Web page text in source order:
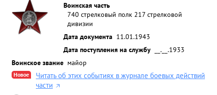
Воинская часть
740 стрелковый полк 217 стрелковой
дивизии
Дата документа 11.01.1943
Дата поступления на службу
__.__.1933
Воинское звание майор
Новое
Читать об этих событиях в журнале боевых действий
части